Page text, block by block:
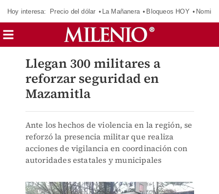
Hoy interesa: Precio del dólar La Mañanera Bloqueos HOY
Llegan 300 militares a
reforzar seguridad en
Mazamitla
Ante los hechos de violencia en la región, se
reforzó la presencia militar que realiza
acciones de vigilancia en coordinación con
autoridades estatales y municipales